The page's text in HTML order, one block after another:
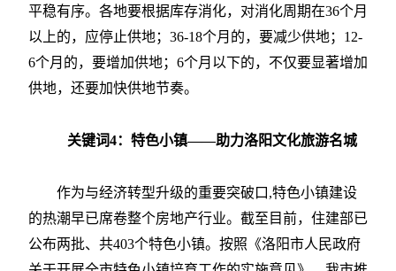
平稳有序。各地要根据库存消化，对消化周期在36个月
以上的，应停止供地；36-18个月的，要减少供地；12-
6个月的，要增加供地；6个月以下的，不仅要显著增加
供地，还要加快供地节奏。
关键词4：特色小镇——助力洛阳文化旅游名城
作为与经济转型升级的重要突破口,特色小镇建设
的热潮早已席卷整个房地产行业。截至目前，住建部已
公布两批、共403个特色小镇。按照《洛阳市人民政府